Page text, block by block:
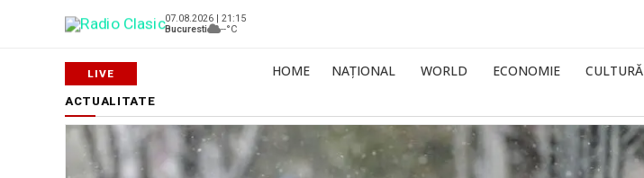
07.08.2026 | 21:15
Bucuresti
--°C
HOME NAȚIONAL WORLD ECONOMIE CULTURĂ
ACTUALITATE